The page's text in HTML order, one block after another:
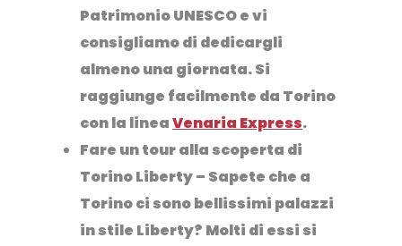
Patrimonio UNESCO e vi
consigliamo di dedicargli
almeno una giornata. Si
raggiunge facilmente da Torino
con la lineaVenaria Express.
Fare un tour alla scoperta di
Torino Liberty– Sapete che a
Torino ci sono bellissimi palazzi
in stile Liberty? Molti di essi si